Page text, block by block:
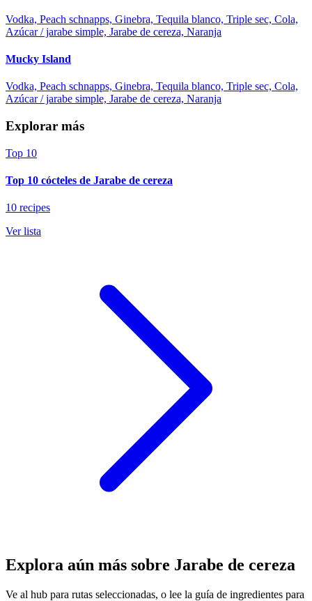
Vodka, Peach schnapps, Ginebra, Tequila blanco, Triple sec, Cola,
Azúcar / jarabe simple, Jarabe de cereza, Naranja
Mucky Island
Vodka, Peach schnapps, Ginebra, Tequila blanco, Triple sec, Cola,
Azúcar / jarabe simple, Jarabe de cereza, Naranja
Explorar más
Top 10
Top 10 cócteles de Jarabe de cereza
10 recipes
Ver lista
Explora aún más sobre Jarabe de cereza
Ve al hub para rutas seleccionadas, o lee la guía de ingredientes para